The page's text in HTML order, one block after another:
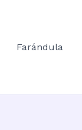
Farándula